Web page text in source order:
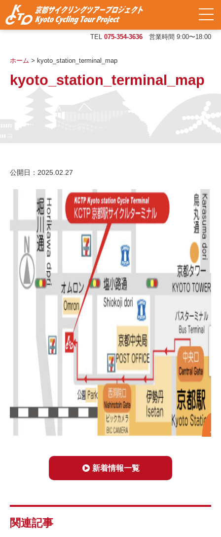
TEL 075-354-3636 営業時間 9:00〜18:00
公開日：2025.02.27
ホーム > kyoto_station_terminal_map
kyoto_station_terminal_map
新着情報一覧
関連記事